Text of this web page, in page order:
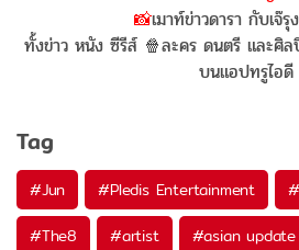
📸เมาท์ข่าวดารา กับเจ๊รุ
ทั้งข่าว หนัง ซีรีส์ 🍿ละคร ดนตรี และศิล
บนแอปทรูไอดี
Tag
#Jun #Pledis Entertainment #
#The8 #artist #asian update